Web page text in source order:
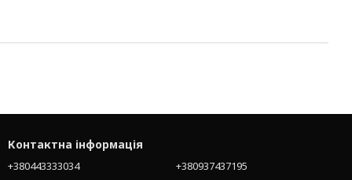
Контактна інформація
+380443333034 +380937437195